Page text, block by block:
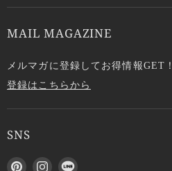
MAIL MAGAZINE
メルマガに登録してお得情報GET！
登録はこちらから
SNS
P
I
L